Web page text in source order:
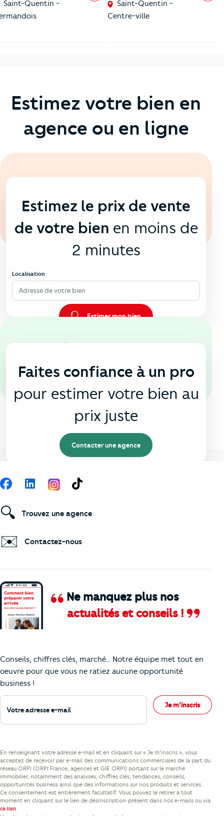
Saint-Quentin -
Saint-Quentin -
Centre-ville
Estimez votre bien en
agence ou en ligne
Estimez le prix de vente
de votre bien en moins de
2 minutes
Localisation
Adresse de votre bien
Estimer mon bien
En agence
Faites confiance à un pro
pour estimer votre bien au
prix juste
Contacter une agence
Ne manquez plus nos
actualités et conseils !
Conseils, chiffres clés, marché… Notre équipe met tout en
oeuvre pour que vous ne ratiez aucune opportunité
business !
Votre adresse e-mail
Je m’inscris
Suivez-nous
FacebookLinkedIn TikTok
🔍 Trouvez une agence
✉️ Contactez-nous
En renseignant votre adresse e-mail et en cliquant sur « Je m’inscris », vous
acceptez de recevoir par e-mail des communications commerciales de la part du
réseau ORPI (ORPI France, agences et GIE ORPI) portant sur le marché
immobilier, notamment des analyses, chiffres clés, tendances, conseils,
opportunités business ainsi que des informations sur nos produits et services.
Ce consentement est entièrement facultatif. Vous pouvez le retirer à tout
moment en cliquant sur le lien de désinscription présent dans nos e-mails ou via
ce lien.